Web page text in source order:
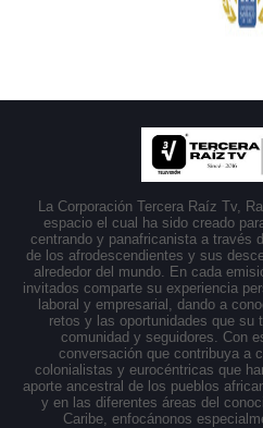
La Corporación Tercera Raíz Tv,
espacio el cual ha sido creado
centrando y panafricanista a través
de los afrodescendientes y sus
alrededor del mundo. En cada
invitados comparte su experiencia
laboral y empresarial, dando a
retos y las oportunidades que su
comunidad y seguidores. Con
conversación que contribuya a
colonialistas y eurocéntricas que
aporte ancestral de los pueblos
y en las diferentes áreas del
Caribe, enfocánonos